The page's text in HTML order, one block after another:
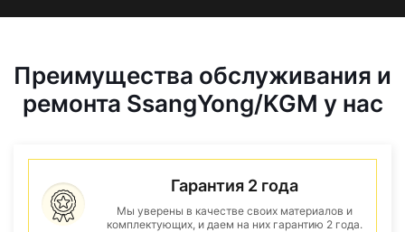
Преимущества обслуживания и
ремонта SsangYong/KGM у нас
Гарантия 2 года
Мы уверены в качестве своих материалов и
комплектующих, и даем на них гарантию 2 года.